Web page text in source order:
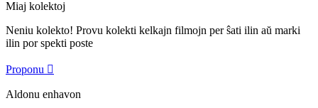
Miaj kolektoj
Neniu kolekto! Provu kolekti kelkajn filmojn per ŝati ilin aŭ marki
ilin por spekti poste
Proponu 
Aldonu enhavon